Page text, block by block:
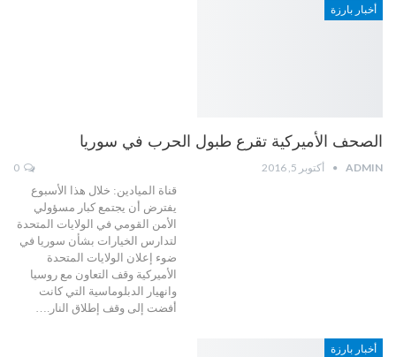
أخبار بارزة
الصحف الأميركية تقرع طبول الحرب في سوريا
ADMIN أكتوبر 5, 2016
قناة الميادين: خلال هذا الأسبوع
يفترض أن يجتمع كبار مسؤولي
الأمن القومي في الولايات المتحدة
لتدارس الخيارات بشأن سوريا في
ضوء إعلان الولايات المتحدة
الأميركية وقف التعاون مع روسيا
وانهيار الدبلوماسية التي كانت
أفضت إلى وقف إطلاق النار.…
أخبار بارزة